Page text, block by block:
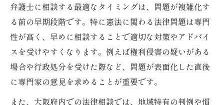
弁護士に相談する最適なタイミングは、問題が複雑化す
る前の早期段階です。特に憲法に関わる法律問題は専門
性が高く、早めに相談することで適切な対策やアドバイ
スを受けやすくなります。例えば権利侵害の疑いがある
場合や行政処分を受けた際など、問題が表面化した直後
に専門家の意見を求めることが重要です。
また、大阪府内での法律相談では、地域特有の判例や慣